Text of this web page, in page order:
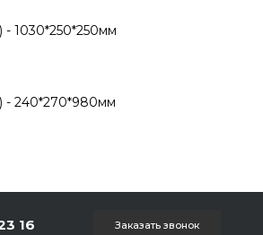
1030*250*250мм
- 240*270*980мм
16 Заказать звонок